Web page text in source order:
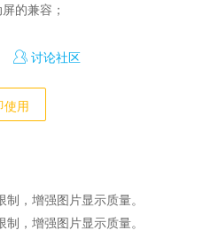
的兼容；
讨论社区
使用
，增强图片显示质量。
，增强图片显示质量。